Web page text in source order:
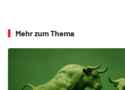
Mehr zum Thema